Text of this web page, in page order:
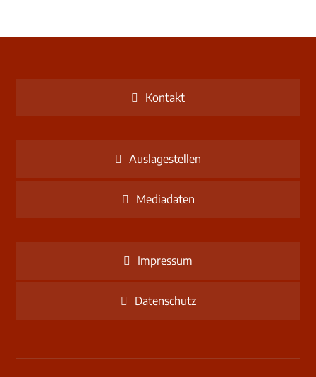
Kontakt
Auslagestellen
Mediadaten
Impressum
Datenschutz